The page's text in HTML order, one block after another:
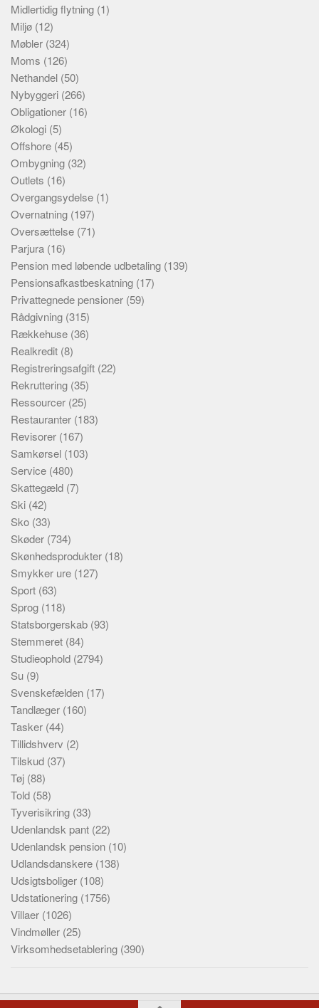
Midlertidig flytning (1)
Miljø (12)
Møbler (324)
Moms (126)
Nethandel (50)
Nybyggeri (266)
Obligationer (16)
Økologi (5)
Offshore (45)
Ombygning (32)
Outlets (16)
Overgangsydelse (1)
Overnatning (197)
Oversættelse (71)
Parjura (16)
Pension med løbende udbetaling (139)
Pensionsafkastbeskatning (17)
Privattegnede pensioner (59)
Rådgivning (315)
Rækkehuse (36)
Realkredit (8)
Registreringsafgift (22)
Rekruttering (35)
Ressourcer (25)
Restauranter (183)
Revisorer (167)
Samkørsel (103)
Service (480)
Skattegæld (7)
Ski (42)
Sko (33)
Skøder (734)
Skønhedsprodukter (18)
Smykker ure (127)
Sport (63)
Sprog (118)
Statsborgerskab (93)
Stemmeret (84)
Studieophold (2794)
Su (9)
Svenskefælden (17)
Tandlæger (160)
Tasker (44)
Tillidshverv (2)
Tilskud (37)
Tøj (88)
Told (58)
Tyverisikring (33)
Udenlandsk pant (22)
Udenlandsk pension (10)
Udlandsdanskere (138)
Udsigtsboliger (108)
Udstationering (1756)
Villaer (1026)
Vindmøller (25)
Virksomhedsetablering (390)